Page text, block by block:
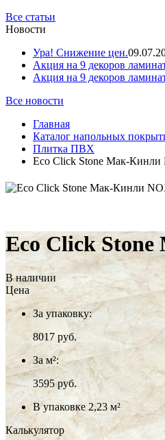
Все статьи
Новости
Ура! Снижение цен.
Акция на 9 декоров
Акция на 9 декоров
Все новости
Главная
Каталог напольных
Плитка ПВХ
Eco Click Stone Мак-Кинли
Eco Click
В наличии
Цена
За упаковку:
8017 руб.
За м²:
3595 руб.
В упаковке 2,23 м²
Калькулятор